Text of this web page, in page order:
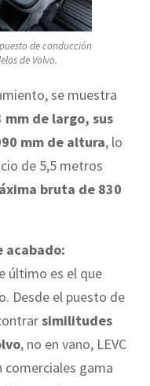
de conducción
de Volvo.
se muestra
mm de largo, sus
mm de altura, lo
de 5,5 metros
bruta de 830
acabado:
último es el que
Desde el puesto de
similitudes
, no en vano, LEVC
comerciales gama